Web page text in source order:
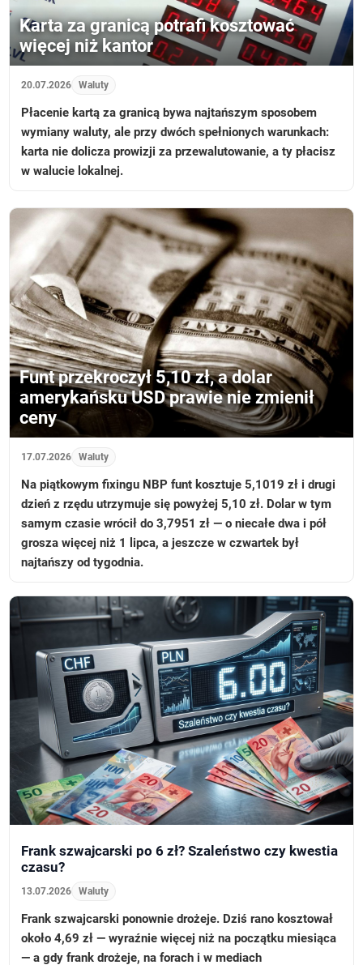
Karta za granicą potrafi kosztować
więcej niż kantor
20.07.2026 Waluty
Płacenie kartą za granicą bywa najtańszym sposobem
wymiany waluty, ale przy dwóch spełnionych warunkach:
karta nie dolicza prowizji za przewalutowanie, a ty płacisz
w walucie lokalnej.
Funt przekroczył 5,10 zł, a dolar
amerykańsku USD prawie nie zmienił
ceny
17.07.2026 Waluty
Na piątkowym fixingu NBP funt kosztuje 5,1019 zł i drugi
dzień z rzędu utrzymuje się powyżej 5,10 zł. Dolar w tym
samym czasie wrócił do 3,7951 zł — o niecałe dwa i pół
grosza więcej niż 1 lipca, a jeszcze w czwartek był
najtańszy od tygodnia.
Frank szwajcarski po 6 zł? Szaleństwo czy kwestia
czasu?
13.07.2026 Waluty
Frank szwajcarski ponownie drożeje. Dziś rano kosztował
około 4,69 zł — wyraźnie więcej niż na początku miesiąca
— a gdy frank drożeje, na forach i w mediach